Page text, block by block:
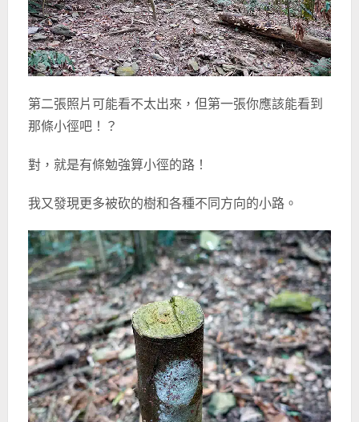
第二張照片可能看不太出來，但第一張你應該能看到
那條小徑吧！？
對，就是有條勉強算小徑的路！
我又發現更多被砍的樹和各種不同方向的小路。